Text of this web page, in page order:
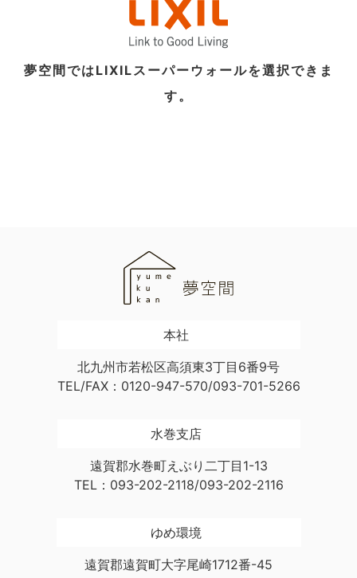
夢空間ではLIXILスーパーウォールを選択できま
す。
本社
北九州市若松区高須東3丁目6番9号
TEL/FAX：0120-947-570/093-701-5266
水巻支店
遠賀郡水巻町えぶり二丁目1-13
TEL：093-202-2118/093-202-2116
ゆめ環境
遠賀郡遠賀町大字尾崎1712番-45